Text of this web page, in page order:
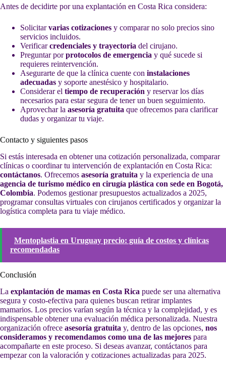
Antes de decidirte por una explantación en Costa Rica considera:
Solicitarvarias cotizaciones y comparar no solo precios sino
servicios incluidos.
Verificarcredenciales y trayectoria del cirujano.
Preguntar porprotocolos de emergencia y qué sucede si
requieres reintervención.
Asegurarte de que la clínica cuente con instalaciones
adecuadas y soporte anestésico y hospitalario.
Considerar el tiempo de recuperación y reservar los días
necesarios para estar segura de tener un buen seguimiento.
Aprovechar la asesoría gratuita que ofrecemos para clarificar
dudas y organizar tu viaje.
Contacto y siguientes pasos
Si estás interesada en obtener una cotización personalizada, comparar
clínicas o coordinar tu intervención de explantación en Costa Rica:
contáctanos. Ofrecemos asesoría gratuita y la experiencia de una
agencia de turismo médico en cirugía plástica con sede en Bogotá,
Colombia. Podemos gestionar presupuestos actualizados a 2025,
programar consultas virtuales con cirujanos certificados y organizar la
logística completa para tu viaje médico.
Mentoplastia en Uruguay precio: guía de costos y clínicas
recomendadas
Conclusión
La explantación de mamas en Costa Rica puede ser una alternativa
segura y costo-efectiva para quienes buscan retirar implantes
mamarios. Los precios varían según la técnica y la complejidad, y es
indispensable obtener una evaluación médica personalizada. Nuestra
organización ofrece asesoría gratuita y, dentro de las opciones, nos
consideramos y recomendamos como una de las mejores para
acompañarte en este proceso. Si deseas avanzar, contáctanos para
empezar con la valoración y cotizaciones actualizadas para 2025.